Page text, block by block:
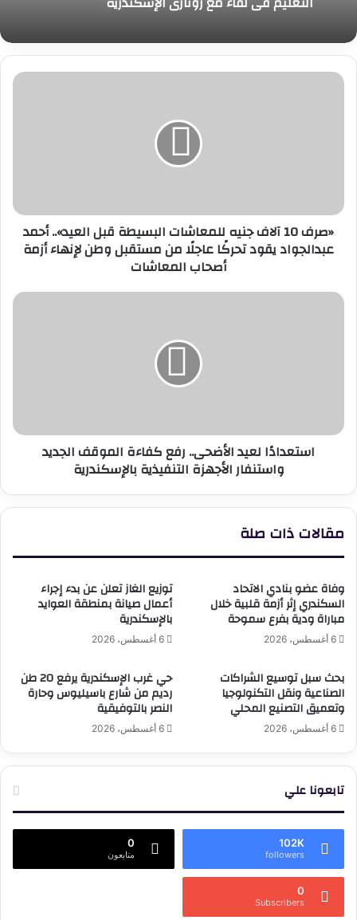
«صرف
أحمد
عبدالجواد
يقود
من
«صرف 10 آلاف جنيه للمعاشات البسيطة قبل العيد».. أحمد
عبدالجواد يقود تحركًا عاجلًا من مستقبل وطن لإنهاء أزمة
أصحاب المعاشات
استعدادًا
الأجهزة
التنفيذيةاستعدادًا لعيد الأضحى.. رفع كفاءة الموقف الجديد
واستنفار الأجهزة التنفيذية بالإسكندرية
مقالات ذات صلة
وفاة عضو بنادي الاتحاد
السكندري إثر أزمة قلبية خلال
مباراة ودية بفرع سموحة
6 أغسطس، 2026
توزيع الغاز تعلن عن بدء إجراء
أعمال صيانة بمنطقة العوايد
بالإسكندرية
6 أغسطس، 2026
بحث سبل توسيع الشراكات
الصناعية ونقل التكنولوجيا
وتعميق التصنيع المحلي
6 أغسطس، 2026
حي غرب الإسكندرية يرفع 20 طن
رديم من شارع باسيليوس وحارة
النصر بالتوفيقية
6 أغسطس، 2026
تابعونا علي
102K
followers
0
متابعون
0
Subscribers